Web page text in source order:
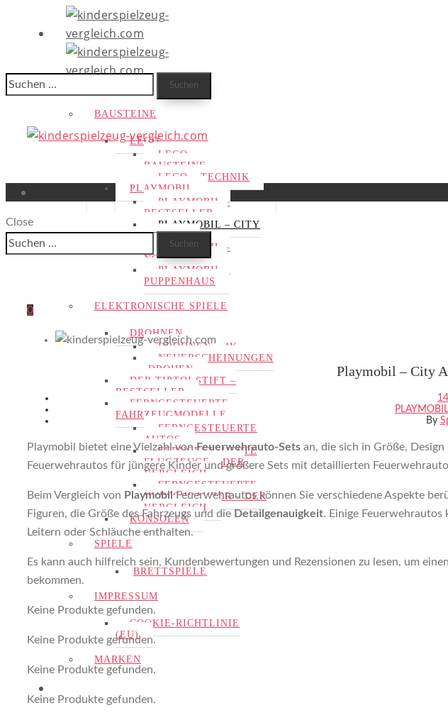
BAUSTEINE
LEGO
LEGO –
BAUSTEINE
LEGO – TECHNIK
PLAYMOBIL
PLAYMOBIL –
BESTSELLER
PLAYMOBIL – CITY
ACTION
PLAYMOBIL –
NOVELMORE
PLAYMOBIL –
PUPPENHAUS
ELEKTRONISCHE SPIELE
DROHNEN
DROHNEN – 4K
NEUERSCHEINUNGEN
-DROHEN
DER TIPTOI STIFT –
BESTSELLER
FERNGESTEUERTE
FAHRZEUGMODELLE
FERNGESTEUERTE
AUTOS
FERNGESTEUERTE
FLUGZEUGE – DER
VERGLEICH
FERNGESTEUERTE
HUBSCHRAUBER – DER
VERGLEICH
KONSOLEN
SPIELE
BRETTSPIELE
IMPRESSUM
COOKIE-RICHTLINIE
(EU)
MARKEN
Suchen
nach:
Close
Suchen
nach:
0
Playmobil – City
PLAYMOBIL
By
Playmobil bietet eine Vielzahl vonFeuerwehrauto-Sets an, die sich in Größe,
Feuerwehrautos für jüngere Kinder und größere Sets mit detaillierten
Beim Vergleich von PlaymobilFeuerwehrautos können Sie verschiedene Aspekte
Figuren, die Größe des Fahrzeugs und die Detailgenauigkeit. Einige Feuerwehrautos
Leitern oder Schläuche enthalten.
Es kann auch hilfreich sein, Kundenbewertungen und Rezensionen zu lesen, um
bekommen.
Keine Produkte gefunden.
Keine Produkte gefunden.
Keine Produkte gefunden.
Keine Produkte gefunden.